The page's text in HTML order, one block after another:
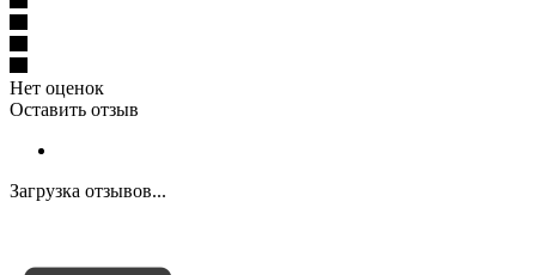
Нет оценок
Оставить отзыв
Загрузка отзывов...